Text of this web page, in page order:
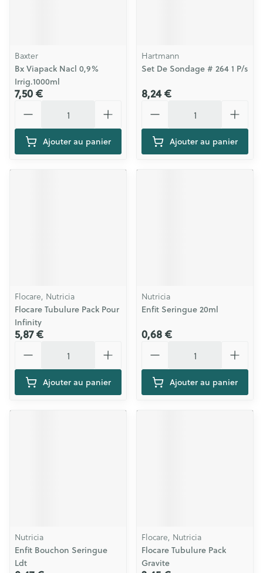
Baxter
Bx Viapack Nacl 0,9%
Irrig.1000ml
7,50 €
Ajouter au panier
Hartmann
Set De Sondage # 264 1 P/s
8,24 €
Ajouter au panier
Flocare, Nutricia
Flocare Tubulure Pack Pour
Infinity
5,87 €
Ajouter au panier
Nutricia
Enfit Seringue 20ml
0,68 €
Ajouter au panier
Nutricia
Enfit Bouchon Seringue
Ldt
Flocare, Nutricia
Flocare Tubulure Pack
Gravite